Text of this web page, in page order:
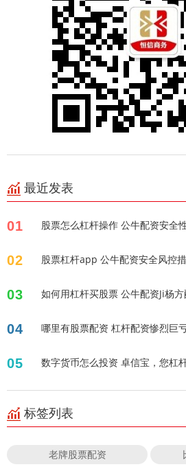
最近发表
01 股票怎么杠杆操作 公牛配资安全
02 股票杠杆app 公牛配资安全风控
03 如何用杠杆买股票 公牛配资Ji杨
04 哪里有股票配资 杠杆配资惨烈巨
05 数字货币怎么投资 卓信宝，您杠
标签列表
老牌股票配资